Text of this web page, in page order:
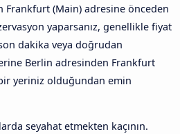
(Main) adresine önceden
yaparsanız, genellikle fiyat
dakika veya doğrudan
Berlin adresinden Frankfurt
yeriniz olduğundan emin
seyahat etmekten kaçının.